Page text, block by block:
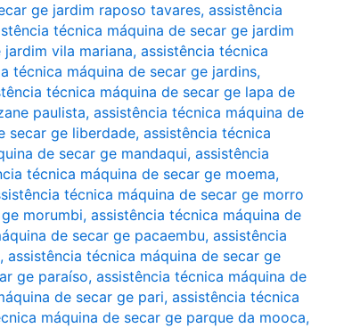
ge jardim raposo tavares, assistência
técnica máquina de secar ge jardim
vila mariana, assistência técnica
técnica máquina de secar ge jardins,
técnica máquina de secar ge lapa de
paulista, assistência técnica máquina de
secar ge liberdade, assistência técnica
de secar ge mandaqui, assistência
técnica máquina de secar ge moema,
técnica máquina de secar ge morro
morumbi, assistência técnica máquina de
de secar ge pacaembu, assistência
, assistência técnica máquina de secar ge
ge paraíso, assistência técnica máquina de
de secar ge pari, assistência técnica
máquina de secar ge parque da mooca,